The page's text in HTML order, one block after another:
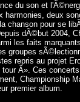
du son et
harmonies, deux
chanson pour se
dÃ©but 2004,
les faits
groupes
repris au projet
Â». Ces
Championship
premier album.